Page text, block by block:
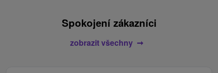
Spokojení zákazníci
zobrazit všechny